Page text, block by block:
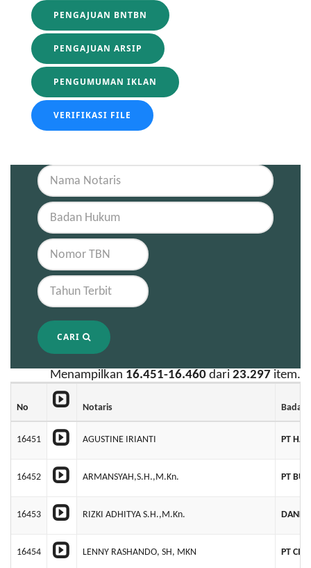
PENGAJUAN BNTBN
PENGAJUAN ARSIP
PENGUMUMAN IKLAN
VERIFIKASI FILE
CARI
Menampilkan 16.451-16.460 dari 23.297 item.
No Notaris Badan
16451 AGUSTINE IRIANTI PT
16452 ARMANSYAH,S.H.,M.Kn. PT
16453 RIZKI ADHITYA S.H.,M.Kn.
16454 LENNY RASHANDO, SH, MKN PT